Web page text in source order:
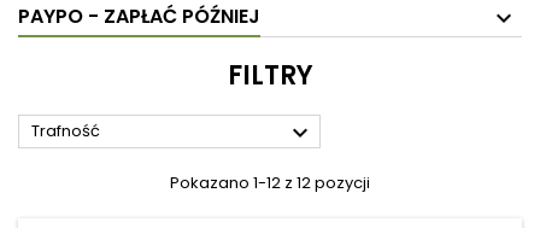
PAYPO - ZAPŁAĆ PÓŹNIEJ
FILTRY
Trafność 
Pokazano 1-12 z 12 pozycji